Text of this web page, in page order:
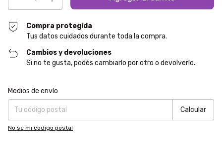
Compra protegida
Tus datos cuidados durante toda la compra.
Cambios y devoluciones
Si no te gusta, podés cambiarlo por otro o devolverlo.
Entregas para el CP:
Medios de envío
Calcular
No sé mi código postal